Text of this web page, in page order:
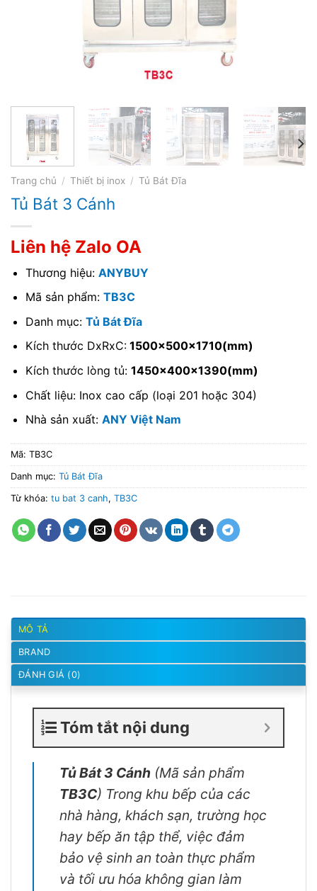
Trang chủ / Thiết bị inox / Tủ Bát Đĩa
Tủ Bát 3 Cánh
Liên hệ Zalo OA
Thương hiệu: ANYBUY
Mã sản phẩm: TB3C
Danh mục: Tủ Bát Đĩa
Kích thước DxRxC:1500x500x1710(mm)
Kích thước lòng tủ: 1450x400x1390(mm)
Chất liệu: Inox cao cấp (loại 201 hoặc 304)
Nhà sản xuất: ANY Việt Nam
Mã: TB3C
Danh mục: Tủ Bát Đĩa
Từ khóa: tu bat 3 canh, TB3C
MÔ TẢ
BRAND
ĐÁNH GIÁ (0)
Tóm tắt nội dung
Tủ Bát 3 Cánh (Mã sản phẩm
TB3C) Trong khu bếp của các
nhà hàng, khách sạn, trường học
hay bếp ăn tập thể, việc đảm
bảo vệ sinh an toàn thực phẩm
và tối ưu hóa không gian làm